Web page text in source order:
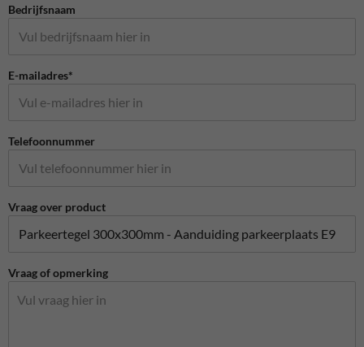
Bedrijfsnaam
E-mailadres*
Telefoonnummer
Vraag over product
Vraag of opmerking